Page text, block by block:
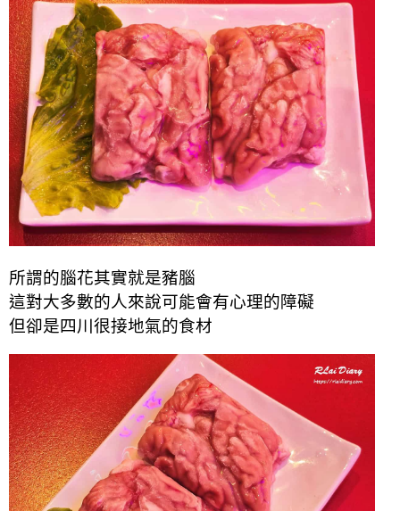
所謂的腦花其實就是豬腦
這對大多數的人來說可能會有心理的障礙
但卻是四川很接地氣的食材